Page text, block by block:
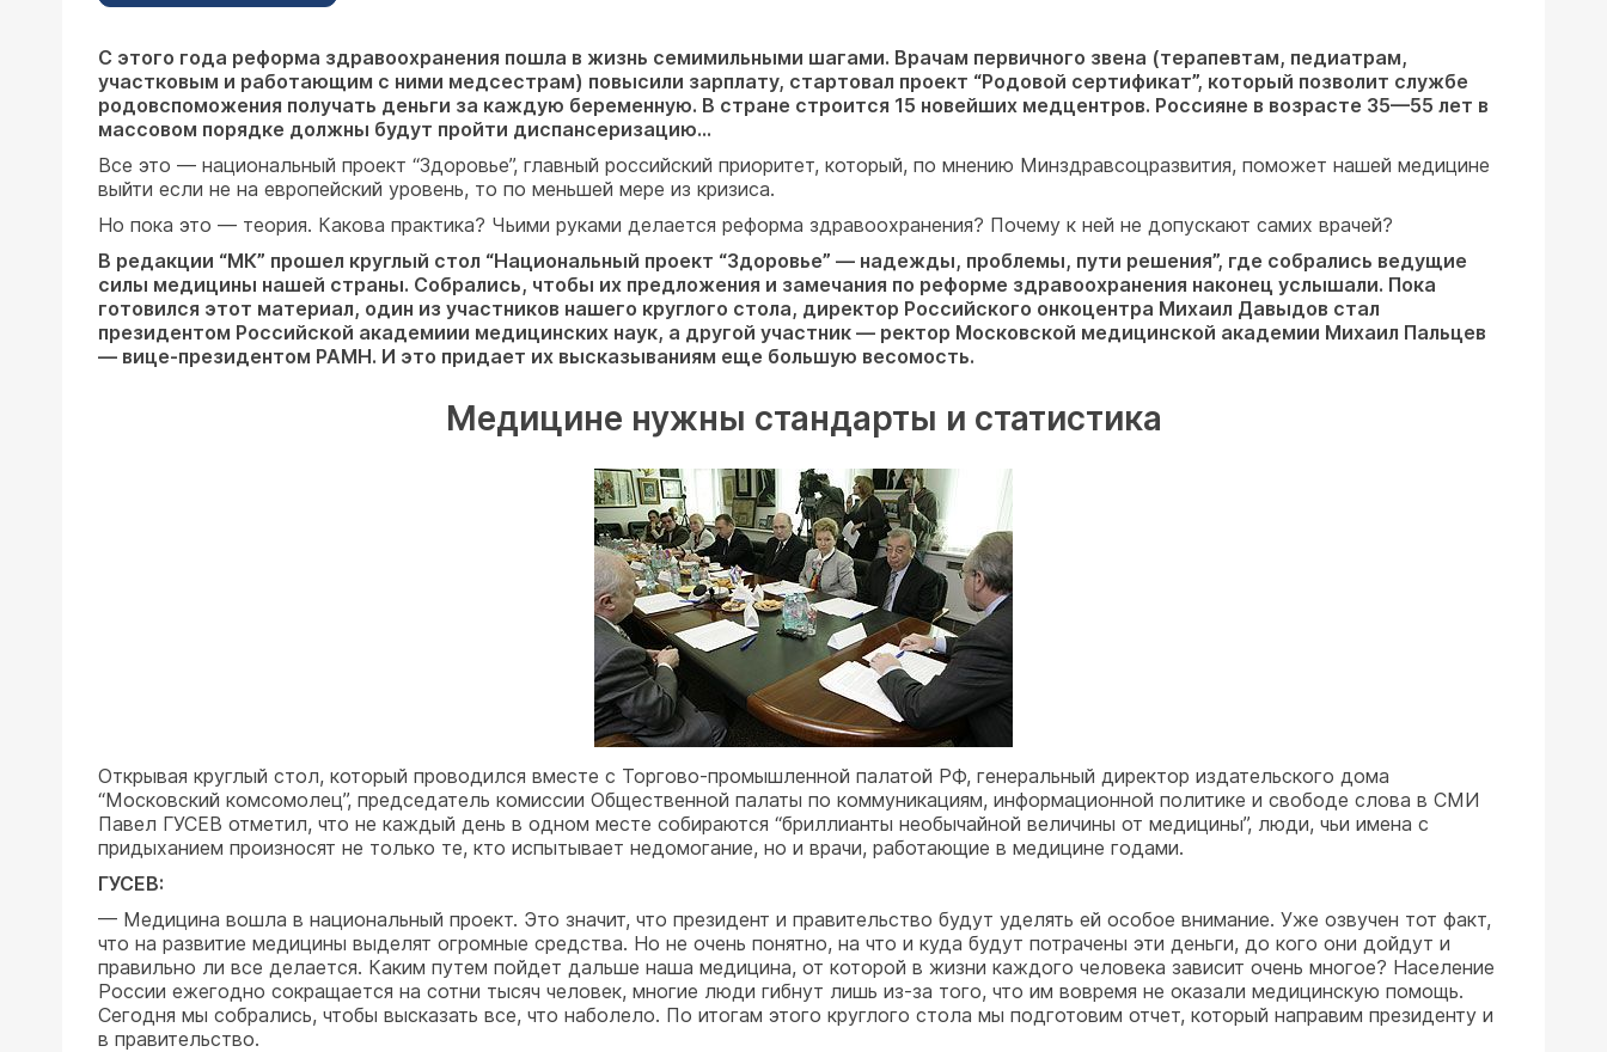
С этого года реформа здравоохранения пошла в жизнь семимильными шагами. Врачам первичного звена (терапевтам, педиатрам,
участковым и работающим с ними медсестрам) повысили зарплату, стартовал проект “Родовой сертификат”, который позволит службе
родовспоможения получать деньги за каждую беременную. В стране строится 15 новейших медцентров. Россияне в возрасте 35—55 лет в
массовом порядке должны будут пройти диспансеризацию…
Все это — национальный проект “Здоровье”, главный российский приоритет, который, по мнению Минздравсоцразвития, поможет нашей медицине
выйти если не на европейский уровень, то по меньшей мере из кризиса.
Но пока это — теория. Какова практика? Чьими руками делается реформа здравоохранения? Почему к ней не допускают самих врачей?
В редакции “МК” прошел круглый стол “Национальный проект “Здоровье” — надежды, проблемы, пути решения”, где собрались ведущие
силы медицины нашей страны. Собрались, чтобы их предложения и замечания по реформе здравоохранения наконец услышали. Пока
готовился этот материал, один из участников нашего круглого стола, директор Российского онкоцентра Михаил Давыдов стал
президентом Российской академиии медицинских наук, а другой участник — ректор Московской медицинской академии Михаил Пальцев
— вице-президентом РАМН. И это придает их высказываниям еще большую весомость.
Медицине нужны стандарты и статистика
Открывая круглый стол, который проводился вместе с Торгово-промышленной палатой РФ, генеральный директор издательского дома
“Московский комсомолец”, председатель комиссии Общественной палаты по коммуникациям, информационной политике и свободе слова в СМИ
Павел ГУСЕВ отметил, что не каждый день в одном месте собираются “бриллианты необычайной величины от медицины”, люди, чьи имена с
придыханием произносят не только те, кто испытывает недомогание, но и врачи, работающие в медицине годами.
ГУСЕВ:
— Медицина вошла в национальный проект. Это значит, что президент и правительство будут уделять ей особое внимание. Уже озвучен тот факт,
что на развитие медицины выделят огромные средства. Но не очень понятно, на что и куда будут потрачены эти деньги, до кого они дойдут и
правильно ли все делается. Каким путем пойдет дальше наша медицина, от которой в жизни каждого человека зависит очень многое? Население
России ежегодно сокращается на сотни тысяч человек, многие люди гибнут лишь из-за того, что им вовремя не оказали медицинскую помощь.
Сегодня мы собрались, чтобы высказать все, что наболело. По итогам этого круглого стола мы подготовим отчет, который направим президенту и
в правительство.